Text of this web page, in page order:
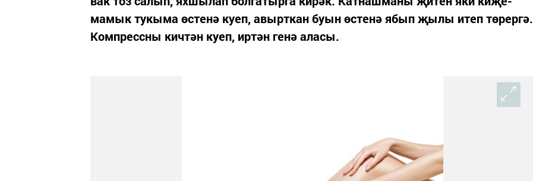
мамык тукыма өстенә куеп, авырткан буын өстенә ябып җылы итеп төрергә.
Компрессны кичтән куеп, иртән генә аласы.